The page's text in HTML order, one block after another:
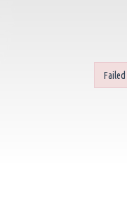
Failed